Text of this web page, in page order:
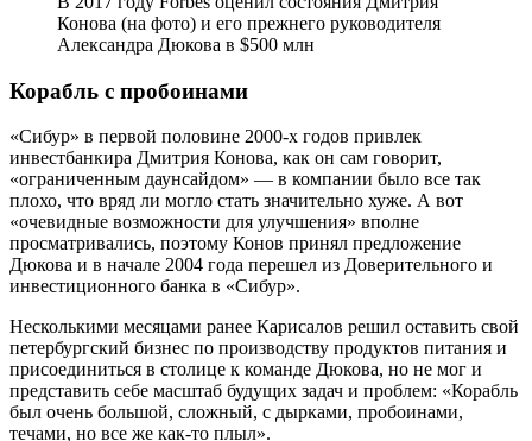
Конова (на фото) и его прежнего руководителя
Александра Дюкова в $500 млн
Корабль с пробоинами
«Сибур» в первой половине 2000-х годов привлек
инвестбанкира Дмитрия Конова, как он сам говорит,
«ограниченным даунсайдом» — в компании было все так
плохо, что вряд ли могло стать значительно хуже. А вот
«очевидные возможности для улучшения» вполне
просматривались, поэтому Конов принял предложение
Дюкова и в начале 2004 года перешел из Доверительного и
инвестиционного банка в «Сибур».
Несколькими месяцами ранее Карисалов решил оставить свой
петербургский бизнес по производству продуктов питания и
присоединиться в столице к команде Дюкова, но не мог и
представить себе масштаб будущих задач и проблем: «Корабль
был очень большой, сложный, с дырками, пробоинами,
течами, но все же как-то плыл».